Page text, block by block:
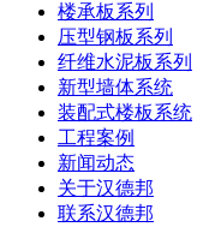
楼承板系列
压型钢板系列
纤维水泥板系列
新型墙体系统
装配式楼板系统
工程案例
新闻动态
关于汉德邦
联系汉德邦